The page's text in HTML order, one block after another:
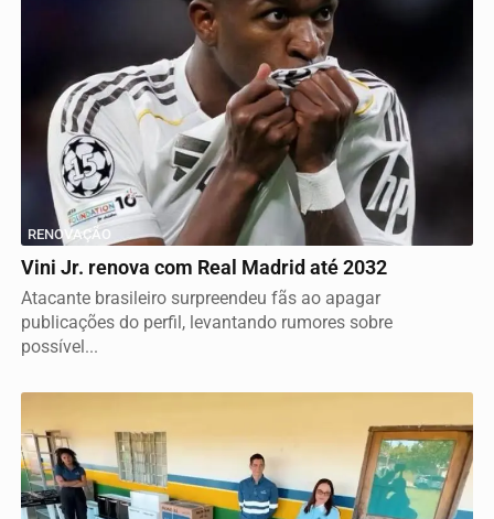
RENOVAÇÃO
Vini Jr. renova com Real Madrid até 2032
Atacante brasileiro surpreendeu fãs ao apagar
publicações do perfil, levantando rumores sobre
possível...